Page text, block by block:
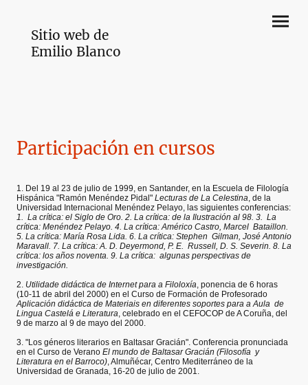
Sitio web de
Emilio Blanco
Participación en cursos
1. Del 19 al 23 de julio de 1999, en Santander, en la Escuela de Filología
Hispánica "Ramón Menéndez Pidal" Lecturas de La Celestina, de la
Universidad Internacional Menéndez Pelayo, las siguientes conferencias:
1. La crítica: el Siglo de Oro. 2. La crítica: de la Ilustración al 98. 3. La
crítica: Menéndez Pelayo. 4. La crítica: Américo Castro, Marcel Bataillon.
5. La crítica: María Rosa Lida. 6. La crítica: Stephen Gilman, José Antonio
Maravall. 7. La crítica: A. D. Deyermond, P. E. Russell, D. S. Severin. 8. La
crítica: los años noventa. 9. La crítica: algunas perspectivas de
investigación.
2. Utilidade didáctica de Internet para a Filoloxía, ponencia de 6 horas
(10-11 de abril del 2000) en el Curso de Formación de Profesorado
Aplicación didáctica de Materiais en diferentes soportes para a Aula de
Lingua Castelá e Literatura, celebrado en el CEFOCOP de A Coruña, del
9 de marzo al 9 de mayo del 2000.
3. "Los géneros literarios en Baltasar Gracián". Conferencia pronunciada
en el Curso de Verano El mundo de Baltasar Gracián (Filosofía y
Literatura en el Barroco), Almuñécar, Centro Mediterráneo de la
Universidad de Granada, 16-20 de julio de 2001.